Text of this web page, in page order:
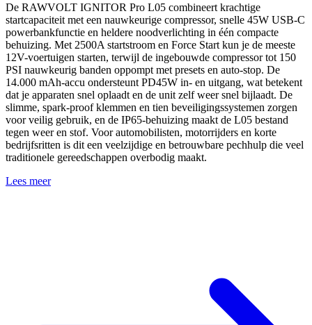
De RAWVOLT IGNITOR Pro L05 combineert krachtige
startcapaciteit met een nauwkeurige compressor, snelle 45W USB-C
powerbankfunctie en heldere noodverlichting in één compacte
behuizing. Met 2500A startstroom en Force Start kun je de meeste
12V-voertuigen starten, terwijl de ingebouwde compressor tot 150
PSI nauwkeurig banden oppompt met presets en auto-stop. De
14.000 mAh-accu ondersteunt PD45W in- en uitgang, wat betekent
dat je apparaten snel oplaadt en de unit zelf weer snel bijlaadt. De
slimme, spark-proof klemmen en tien beveiligingssystemen zorgen
voor veilig gebruik, en de IP65-behuizing maakt de L05 bestand
tegen weer en stof. Voor automobilisten, motorrijders en korte
bedrijfsritten is dit een veelzijdige en betrouwbare pechhulp die veel
traditionele gereedschappen overbodig maakt.
Lees meer